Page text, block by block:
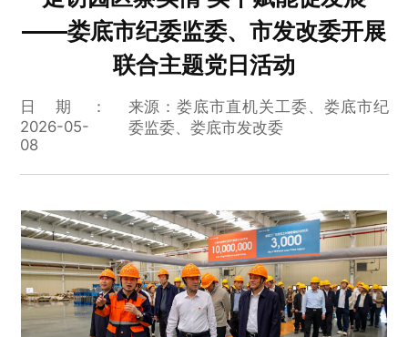
——娄底市纪委监委、市发改委开展
联合主题党日活动
日期：
2026-05-
08
来源：娄底市直机关工委、娄底市纪
委监委、娄底市发改委